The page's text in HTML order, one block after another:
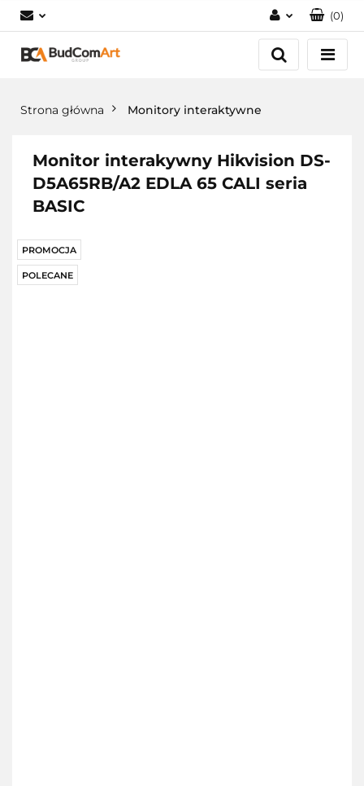
Zaloguj się
(0)
Strona główna Monitory interaktywne
Monitor interakywny Hikvision DS-
D5A65RB/A2 EDLA 65 CALI seria
BASIC
PROMOCJA
POLECANE